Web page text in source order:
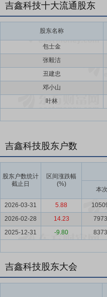
吉鑫科技十大流通股东
股东名称
包士金
张毅洁
丑建忠
邓小山
叶林
吉鑫科技股东户数
股东户数统计
截止日
区间涨跌幅
(%)
本次
2026-03-31 5.88
2026-02-28
14.23
2025-12-31
-9.80
吉鑫科技股东大会